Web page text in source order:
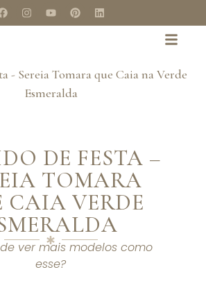
DE FESTA –
TOMARA
CAIA VERDE
ver mais modelos como
esse?